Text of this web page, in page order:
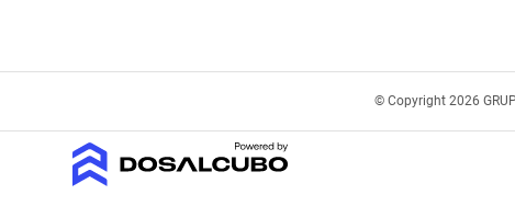
© Copyright 2026